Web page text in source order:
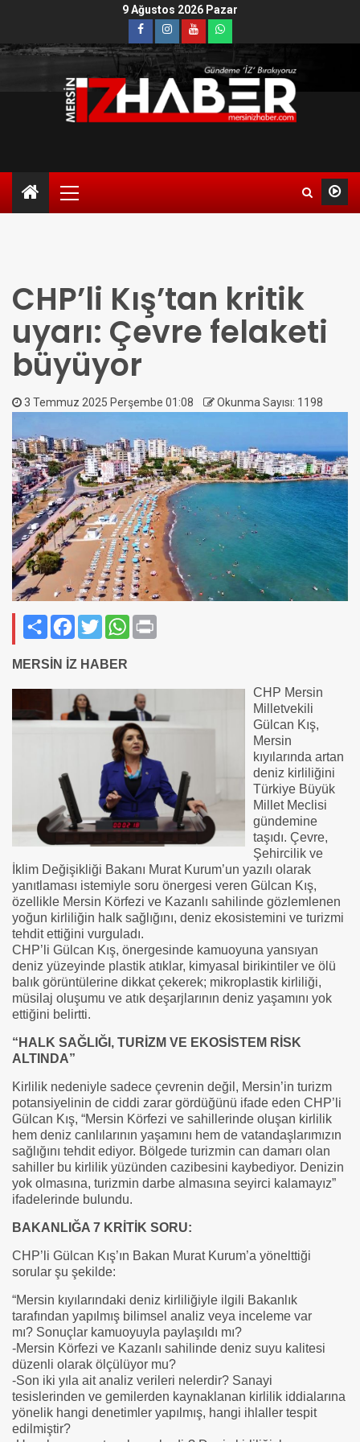
9 Ağustos 2026 Pazar
CHP’li Kış’tan kritik
uyarı: Çevre felaketi
büyüyor
3 Temmuz 2025 Perşembe 01:08 Okunma Sayısı: 1198
PaylaşFacebook
TwitterWhatsApp
MERSİN İZ HABER
CHP Mersin
Milletvekili
Gülcan Kış,
Mersin
kıyılarında artan
deniz kirliliğini
Türkiye Büyük
Millet Meclisi
gündemine
taşıdı. Çevre,
Şehircilik ve
İklim Değişikliği Bakanı Murat Kurum’un yazılı olarak
yanıtlaması istemiyle soru önergesi veren Gülcan Kış,
özellikle Mersin Körfezi ve Kazanlı sahilinde gözlemlenen
yoğun kirliliğin halk sağlığını, deniz ekosistemini ve turizmi
tehdit ettiğini vurguladı.
CHP’li Gülcan Kış, önergesinde kamuoyuna yansıyan
deniz yüzeyinde plastik atıklar, kimyasal birikintiler ve ölü
balık görüntülerine dikkat çekerek; mikroplastik kirliliği,
müsilaj oluşumu ve atık deşarjlarının deniz yaşamını yok
ettiğini belirtti.
“HALK SAĞLIĞI, TURİZM VE EKOSİSTEM RİSK
ALTINDA”
Kirlilik nedeniyle sadece çevrenin değil, Mersin’in turizm
potansiyelinin de ciddi zarar gördüğünü ifade eden CHP’li
Gülcan Kış, “Mersin Körfezi ve sahillerinde oluşan kirlilik
hem deniz canlılarının yaşamını hem de vatandaşlarımızın
sağlığını tehdit ediyor. Bölgede turizmin can damarı olan
sahiller bu kirlilik yüzünden cazibesini kaybediyor. Denizin
yok olmasına, turizmin darbe almasına seyirci kalamayız”
ifadelerinde bulundu.
BAKANLIĞA 7 KRİTİK SORU:
CHP’li Gülcan Kış’ın Bakan Murat Kurum’a yönelttiği
sorular şu şekilde:
“Mersin kıyılarındaki deniz kirliliğiyle ilgili Bakanlık
tarafından yapılmış bilimsel analiz veya inceleme var
mı? Sonuçlar kamuoyuyla paylaşıldı mı?
-Mersin Körfezi ve Kazanlı sahilinde deniz suyu kalitesi
düzenli olarak ölçülüyor mu?
-Son iki yıla ait analiz verileri nelerdir? Sanayi
tesislerinden ve gemilerden kaynaklanan kirlilik iddialarına
yönelik hangi denetimler yapılmış, hangi ihlaller tespit
edilmiştir?